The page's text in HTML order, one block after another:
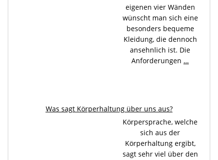
eigenen vier Wänden
wünscht man sich eine
besonders bequeme
Kleidung, die dennoch
ansehnlich ist. Die
Anforderungen …
Was sagt Körperhaltung über uns aus?
Körpersprache, welche
sich aus der
Körperhaltung ergibt,
sagt sehr viel über den